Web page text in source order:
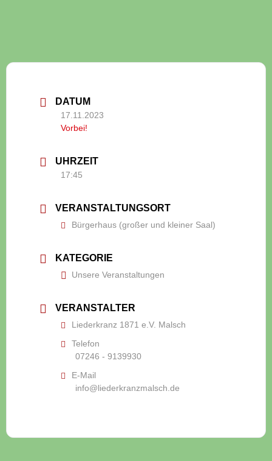
DATUM
17.11.2023
Vorbei!
UHRZEIT
17:45
VERANSTALTUNGSORT
Bürgerhaus (großer und kleiner Saal)
KATEGORIE
Unsere Veranstaltungen
VERANSTALTER
Liederkranz 1871 e.V. Malsch
Telefon
07246 - 9139930
E-Mail
info@liederkranzmalsch.de